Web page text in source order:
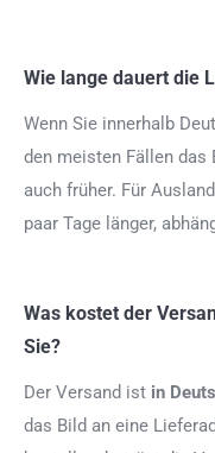
Wie lange dauert die
Wenn Sie innerhalb
den meisten Fällen das
auch früher. Für
paar Tage länger,
Was kostet der
Sie?
Der Versand ist in
das Bild an eine